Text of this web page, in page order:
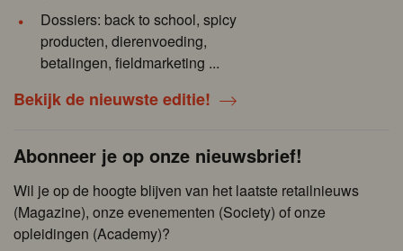
Dossiers: back to school, spicy
producten, dierenvoeding,
betalingen, fieldmarketing ...
Bekijk de nieuwste editie!
Abonneer je op onze nieuwsbrief!
Wil je op de hoogte blijven van het laatste retailnieuws
(Magazine), onze evenementen (Society) of onze
opleidingen (Academy)?